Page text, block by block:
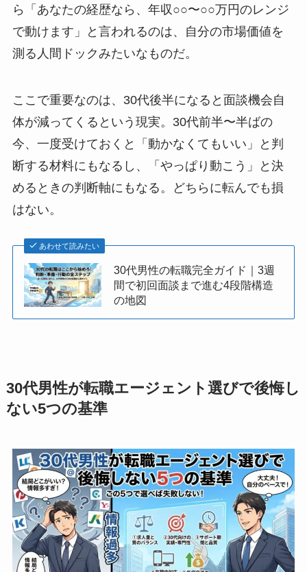
ら「あなたの経歴なら、年収○○〜○○万円のレンジ
で動けます」と言われるのは、自分の市場価値を
測る人間ドックみたいなものだ。
ここで重要なのは、30代後半になると面談機会自
体が減ってくるという現実。30代前半〜半ばの
今、一度受けておくと「動かなくてもいい」と判
断する材料にもなるし、「やっぱり動こう」と決
めるときの判断軸にもなる。どちらに転んでも損
はない。
あわせて読みたい
30代男性の転職完全ガイド｜3週
間で初回面談まで進む4段階構造
の地図
30代男性が転職エージェント選びで後悔し
ない5つの基準